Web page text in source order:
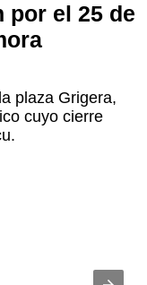
por el 25 de
plaza Grigera,
cuyo cierre